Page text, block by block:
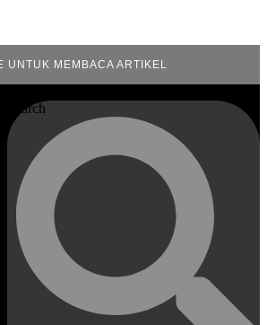
UNTUK MEMBACA ARTIKEL
Search